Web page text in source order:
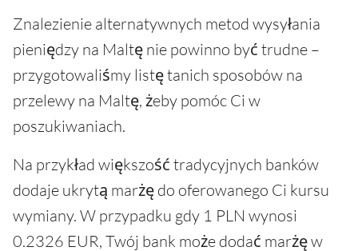
Znalezienie alternatywnych metod wysyłania
pieniędzy na Maltę nie powinno być trudne –
przygotowaliśmy listę tanich sposobów na
przelewy na Maltę, żeby pomóc Ci w
poszukiwaniach.
Na przykład większość tradycyjnych banków
dodaje ukrytą marżę do oferowanego Ci kursu
wymiany. W przypadku gdy 1 PLN wynosi
0.2326 EUR, Twój bank może dodać marżę w